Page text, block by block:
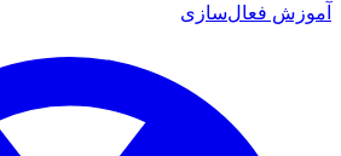
آموزش فعال‌سازی